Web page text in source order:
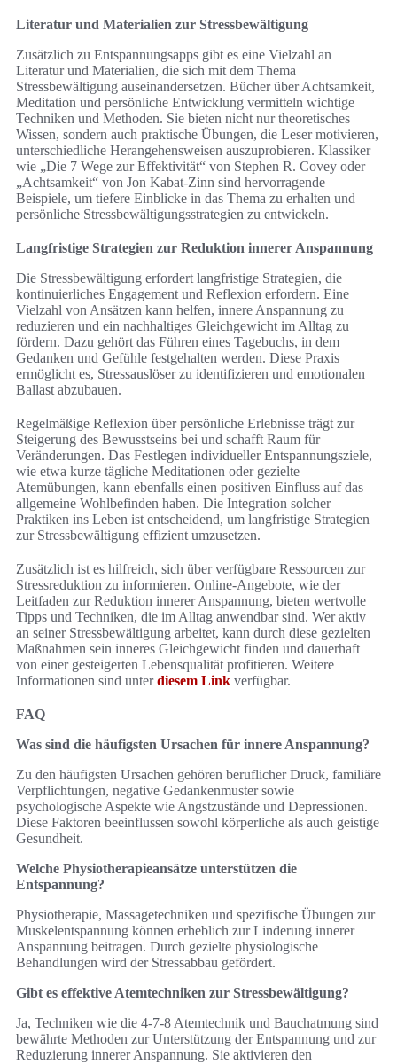
Literatur und Materialien zur Stressbewältigung
Zusätzlich zu Entspannungsapps gibt es eine Vielzahl an
Literatur und Materialien, die sich mit dem Thema
Stressbewältigung auseinandersetzen. Bücher über Achtsamkeit,
Meditation und persönliche Entwicklung vermitteln wichtige
Techniken und Methoden. Sie bieten nicht nur theoretisches
Wissen, sondern auch praktische Übungen, die Leser motivieren,
unterschiedliche Herangehensweisen auszuprobieren. Klassiker
wie „Die 7 Wege zur Effektivität“ von Stephen R. Covey oder
„Achtsamkeit“ von Jon Kabat-Zinn sind hervorragende
Beispiele, um tiefere Einblicke in das Thema zu erhalten und
persönliche Stressbewältigungsstrategien zu entwickeln.
Langfristige Strategien zur Reduktion innerer Anspannung
Die Stressbewältigung erfordert langfristige Strategien, die
kontinuierliches Engagement und Reflexion erfordern. Eine
Vielzahl von Ansätzen kann helfen, innere Anspannung zu
reduzieren und ein nachhaltiges Gleichgewicht im Alltag zu
fördern. Dazu gehört das Führen eines Tagebuchs, in dem
Gedanken und Gefühle festgehalten werden. Diese Praxis
ermöglicht es, Stressauslöser zu identifizieren und emotionalen
Ballast abzubauen.
Regelmäßige Reflexion über persönliche Erlebnisse trägt zur
Steigerung des Bewusstseins bei und schafft Raum für
Veränderungen. Das Festlegen individueller Entspannungsziele,
wie etwa kurze tägliche Meditationen oder gezielte
Atemübungen, kann ebenfalls einen positiven Einfluss auf das
allgemeine Wohlbefinden haben. Die Integration solcher
Praktiken ins Leben ist entscheidend, um langfristige Strategien
zur Stressbewältigung effizient umzusetzen.
Zusätzlich ist es hilfreich, sich über verfügbare Ressourcen zur
Stressreduktion zu informieren. Online-Angebote, wie der
Leitfaden zur Reduktion innerer Anspannung, bieten wertvolle
Tipps und Techniken, die im Alltag anwendbar sind. Wer aktiv
an seiner Stressbewältigung arbeitet, kann durch diese gezielten
Maßnahmen sein inneres Gleichgewicht finden und dauerhaft
von einer gesteigerten Lebensqualität profitieren. Weitere
Informationen sind unterdiesem Link verfügbar.
FAQ
Was sind die häufigsten Ursachen für innere Anspannung?
Zu den häufigsten Ursachen gehören beruflicher Druck, familiäre
Verpflichtungen, negative Gedankenmuster sowie
psychologische Aspekte wie Angstzustände und Depressionen.
Diese Faktoren beeinflussen sowohl körperliche als auch geistige
Gesundheit.
Welche Physiotherapieansätze unterstützen die
Entspannung?
Physiotherapie, Massagetechniken und spezifische Übungen zur
Muskelentspannung können erheblich zur Linderung innerer
Anspannung beitragen. Durch gezielte physiologische
Behandlungen wird der Stressabbau gefördert.
Gibt es effektive Atemtechniken zur Stressbewältigung?
Ja, Techniken wie die 4-7-8 Atemtechnik und Bauchatmung sind
bewährte Methoden zur Unterstützung der Entspannung und zur
Reduzierung innerer Anspannung. Sie aktivieren den